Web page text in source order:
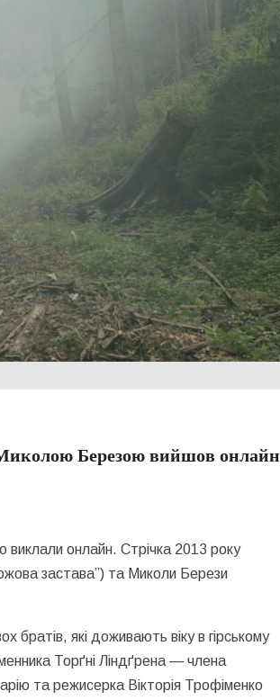
Березою вийшов онлайн
виклали онлайн. Стрічка 2013 року
застава”) та Миколи Берези
братів, які доживають віку в гірському
Торґні Ліндґрена — члена
та режисерка Вікторія Трофіменко